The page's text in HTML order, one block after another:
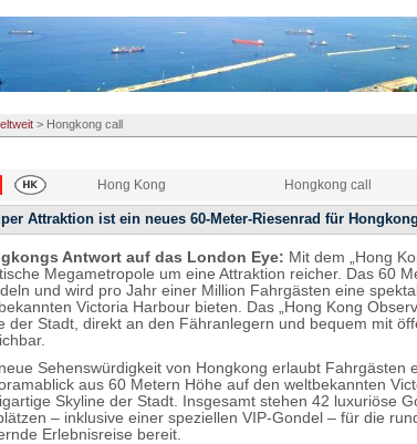
> Hongkong call
Hong Kong Hongkong call
Attraktion ist ein neues 60-Meter-Riesenrad für Hongkong
Antwort auf das London Eye: Mit dem „Hong
Megametropole um eine Attraktion reicher. Das 60
und wird pro Jahr einer Million Fahrgästen eine
Victoria Harbour bieten. Das „Hong Kong
der Stadt, direkt an den Fähranlegern und bequem mit
Sehenswürdigkeit von Hongkong erlaubt Fahrgästen
aus 60 Metern Höhe auf den weltbekannten
Skyline der Stadt. Insgesamt stehen 42 luxuriöse
– inklusive einer speziellen VIP-Gondel – für die
Erlebnisreise bereit.